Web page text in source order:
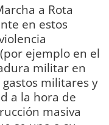
a Rota
en estos
ejemplo en el
militar en
militares y
a la hora de
masiva